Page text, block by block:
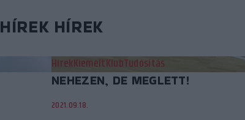
HÍREK HÍREK
HírekKiemeltKlubTudósítás
NEHEZEN, DE MEGLETT!
2021.09.18.